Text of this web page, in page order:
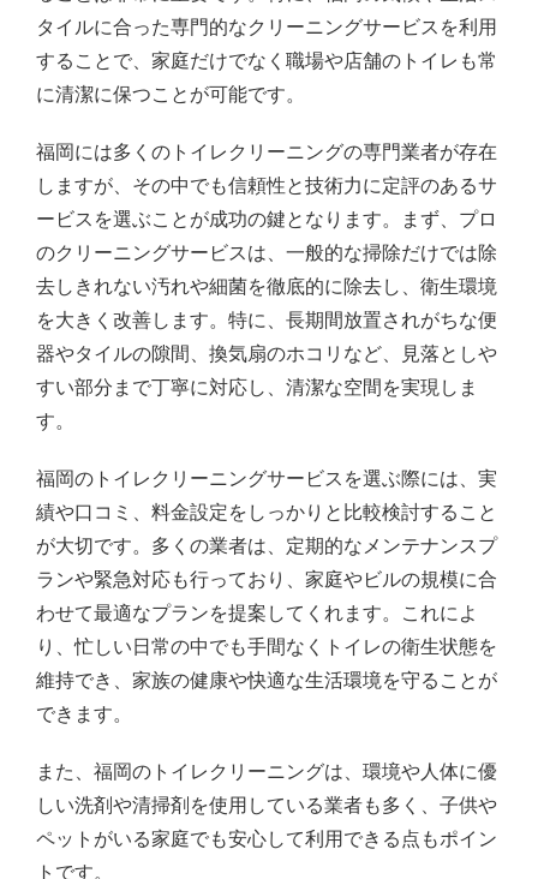
タイルに合った専門的なクリーニングサービスを利用
することで、家庭だけでなく職場や店舗のトイレも常
に清潔に保つことが可能です。
福岡には多くのトイレクリーニングの専門業者が存在
しますが、その中でも信頼性と技術力に定評のあるサ
ービスを選ぶことが成功の鍵となります。まず、プロ
のクリーニングサービスは、一般的な掃除だけでは除
去しきれない汚れや細菌を徹底的に除去し、衛生環境
を大きく改善します。特に、長期間放置されがちな便
器やタイルの隙間、換気扇のホコリなど、見落としや
すい部分まで丁寧に対応し、清潔な空間を実現しま
す。
福岡のトイレクリーニングサービスを選ぶ際には、実
績や口コミ、料金設定をしっかりと比較検討すること
が大切です。多くの業者は、定期的なメンテナンスプ
ランや緊急対応も行っており、家庭やビルの規模に合
わせて最適なプランを提案してくれます。これによ
り、忙しい日常の中でも手間なくトイレの衛生状態を
維持でき、家族の健康や快適な生活環境を守ることが
できます。
また、福岡のトイレクリーニングは、環境や人体に優
しい洗剤や清掃剤を使用している業者も多く、子供や
ペットがいる家庭でも安心して利用できる点もポイン
トです。